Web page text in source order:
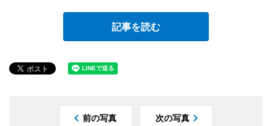
記事を読む
前の写真 次の写真